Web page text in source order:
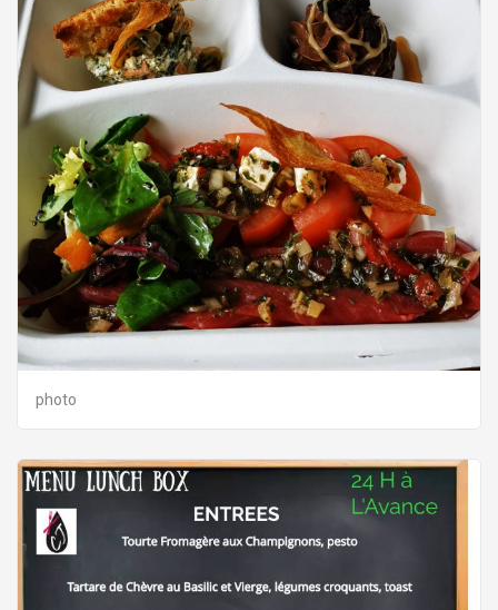
photo